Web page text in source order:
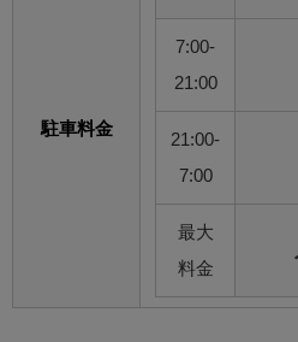
駐車料金
7:00-
21:00
21:00-
7:00
最大
料金